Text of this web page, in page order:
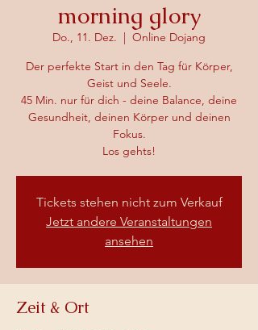
morning glory
Do., 11. Dez.
  |
Online Dojang
Der perfekte Start in den Tag für Körper,
Geist und Seele.
45 Min. nur für dich - deine Balance, deine
Gesundheit, deinen Körper und deinen
Fokus.
Los gehts!
Tickets stehen nicht zum Verkauf
Jetzt andere Veranstaltungen
ansehen
Zeit & Ort